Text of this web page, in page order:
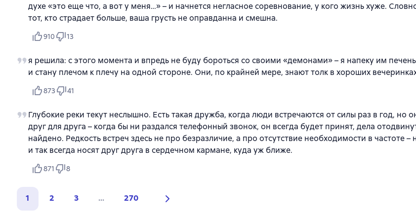
духе «это еще что, а вот у меня…» – и начнется негласное соревнование, у кого жизнь хуже.
тот, кто страдает больше, ваша грусть не оправданна и смешна.
910 13
я решила: с этого момента и впредь не буду бороться со своими «демонами» – я напеку им
и стану плечом к плечу на одной стороне. Они, по крайней мере, знают толк в хороших
873 41
Глубокие реки текут неслышно. Есть такая дружба, когда люди встречаются от силы раз в год, но
друг для друга – когда бы ни раздался телефонный звонок, он всегда будет принят, дела
найдено. Редкость встреч здесь не про безразличие, а про отсутствие необходимости в частоте –
и так всегда носят друг друга в сердечном кармане, куда уж ближе.
871 8
1 2 3 ... 270